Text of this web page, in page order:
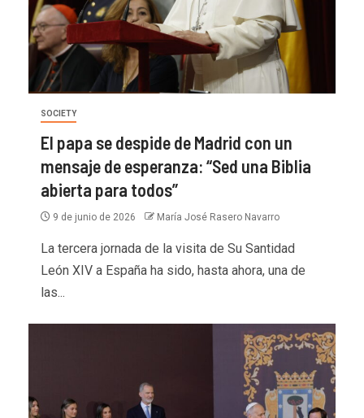
SOCIETY
El papa se despide de Madrid con un
mensaje de esperanza: “Sed una Biblia
abierta para todos”
9 de junio de 2026 María José Rasero Navarro
La tercera jornada de la visita de Su Santidad
León XIV a España ha sido, hasta ahora, una de
las...